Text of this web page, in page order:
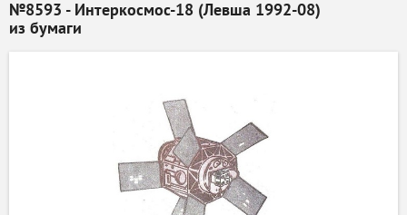
№8593 - Интеркосмос-18 (Левша 1992-08)
из бумаги